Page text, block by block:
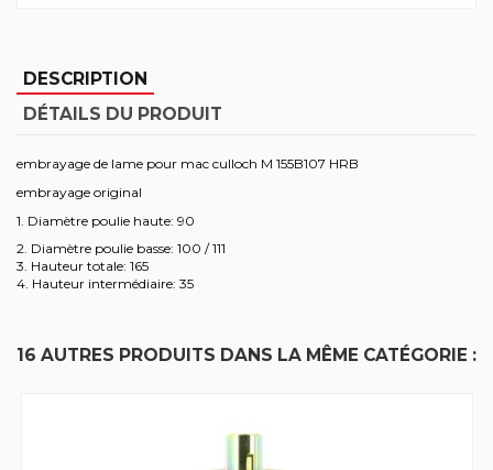
DESCRIPTION
DÉTAILS DU PRODUIT
embrayage de lame pour mac culloch M 155B107 HRB
embrayage original
1. Diamètre poulie haute: 90
2. Diamètre poulie basse: 100 / 111
3. Hauteur totale: 165
4. Hauteur intermédiaire: 35
16 AUTRES PRODUITS DANS LA MÊME CATÉGORIE :